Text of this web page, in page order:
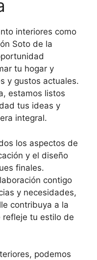
interiores como
Soto de la
tu hogar y
y gustos actuales.
estamos listos
tus ideas y
integral.
los aspectos de
y el diseño
finales.
contigo
y necesidades,
contribuya a la
refleje tu estilo de
podemos